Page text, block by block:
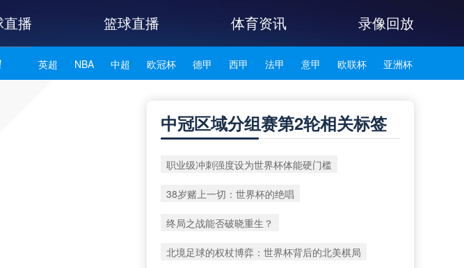
直播 篮球直播 体育资讯 录像回放
英超 NBA 中超 欧冠杯 德甲 西甲 法甲 意甲 欧联杯 亚洲杯
中冠区域分组赛第2轮相关标签
职业级冲刺强度设为世界杯体能硬门槛
38岁赌上一切：世界杯的绝唱
终局之战能否破晓重生？
北境足球的权杖博弈：世界杯背后的北美棋局